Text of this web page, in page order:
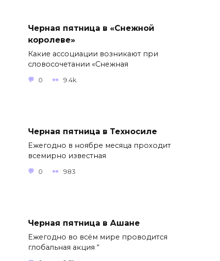
Черная пятница в «Снежной
королеве»
Какие ассоциации возникают при
словосочетании «Снежная
0 9.4k.
Черная пятница в Техносиле
Ежегодно в ноябре месяца проходит
всемирно известная
0 983
Черная пятница в Ашане
Ежегодно во всём мире проводится
глобальная акция “